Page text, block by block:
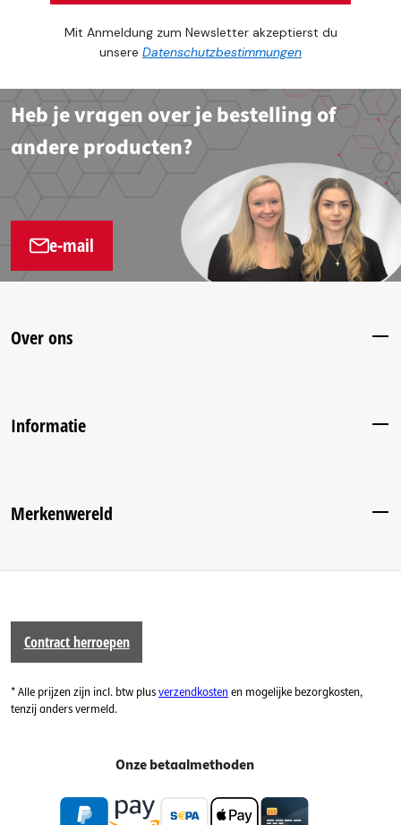
Mit Anmeldung zum Newsletter akzeptierst du
unsere Datenschutzbestimmungen
Heb je vragen over je bestelling of
andere producten?
e-mail
Over ons
Informatie
Merkenwereld
Contract herroepen
* Alle prijzen zijn incl. btw plusverzendkostenen mogelijke bezorgkosten,
tenzij anders vermeld.
Onze betaalmethoden